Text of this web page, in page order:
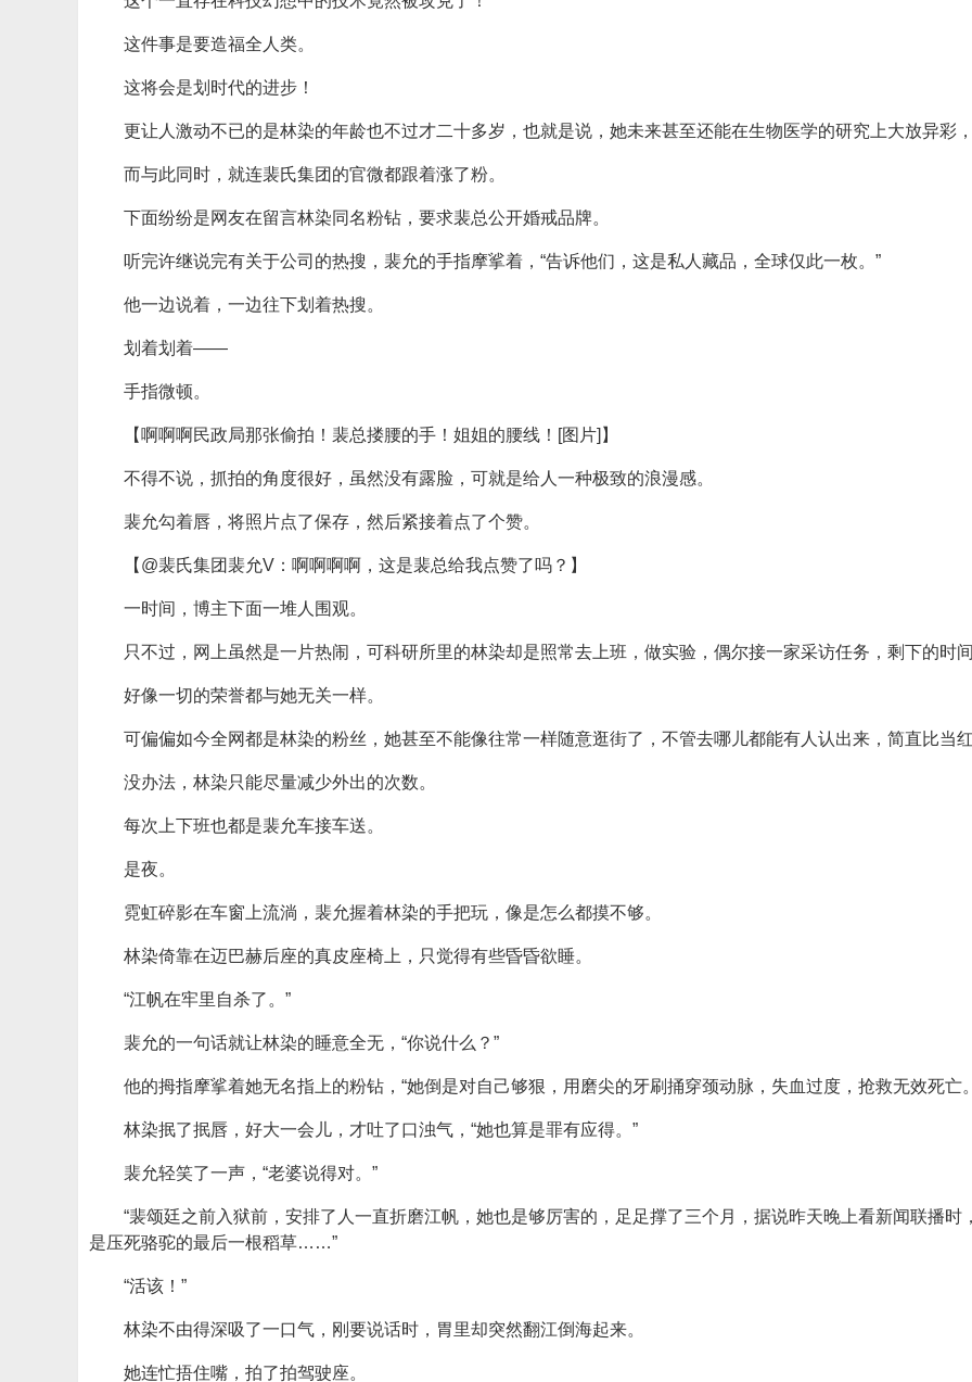
这件事是要造福全人类。
这将会是划时代的进步！
更让人激动不已的是林染的年龄也不过才二十多岁，也就是说，她未来甚至还能在生物医学的研究上大放异彩
而与此同时，就连裴氏集团的官微都跟着涨了粉。
下面纷纷是网友在留言林染同名粉钻，要求裴总公开婚戒品牌。
听完许继说完有关于公司的热搜，裴允的手指摩挲着，“告诉他们，这是私人藏品，全球仅此一枚。”
他一边说着，一边往下划着热搜。
划着划着——
手指微顿。
【啊啊啊民政局那张偷拍！裴总搂腰的手！姐姐的腰线！[图片]】
不得不说，抓拍的角度很好，虽然没有露脸，可就是给人一种极致的浪漫感。
裴允勾着唇，将照片点了保存，然后紧接着点了个赞。
【@裴氏集团裴允V：啊啊啊啊，这是裴总给我点赞了吗？】
一时间，博主下面一堆人围观。
只不过，网上虽然是一片热闹，可科研所里的林染却是照常去上班，做实验，偶尔接一家采访任务，剩下的时
好像一切的荣誉都与她无关一样。
可偏偏如今全网都是林染的粉丝，她甚至不能像往常一样随意逛街了，不管去哪儿都能有人认出来，简直比当红
没办法，林染只能尽量减少外出的次数。
每次上下班也都是裴允车接车送。
是夜。
霓虹碎影在车窗上流淌，裴允握着林染的手把玩，像是怎么都摸不够。
林染倚靠在迈巴赫后座的真皮座椅上，只觉得有些昏昏欲睡。
“江帆在牢里自杀了。”
裴允的一句话就让林染的睡意全无，“你说什么？”
他的拇指摩挲着她无名指上的粉钻，“她倒是对自己够狠，用磨尖的牙刷捅穿颈动脉，失血过度，抢救无效死亡
林染抿了抿唇，好大一会儿，才吐了口浊气，“她也算是罪有应得。”
裴允轻笑了一声，“老婆说得对。”
“裴颂廷之前入狱前，安排了人一直折磨江帆，她也是够厉害的，足足撑了三个月，据说昨天晚上看新闻联播
是压死骆驼的最后一根稻草……”
“活该！”
林染不由得深吸了一口气，刚要说话时，胃里却突然翻江倒海起来。
她连忙捂住嘴，拍了拍驾驶座。